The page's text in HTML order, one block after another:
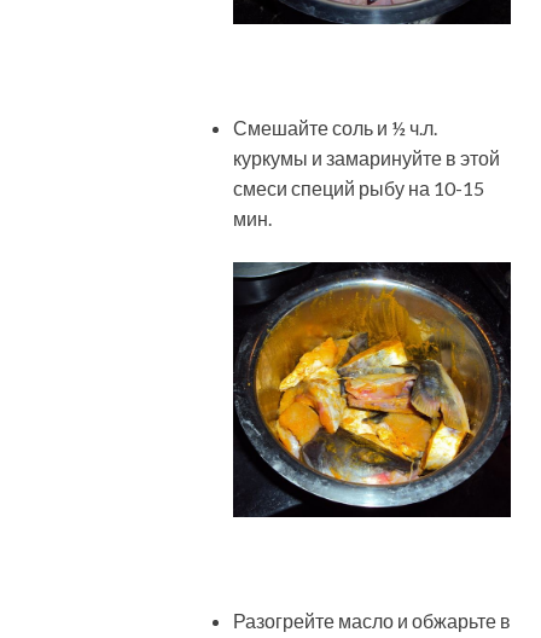
Смешайте соль и ½ ч.л.
куркумы и замаринуйте в этой
смеси специй рыбу на 10-15
мин.
Разогрейте масло и обжарьте в